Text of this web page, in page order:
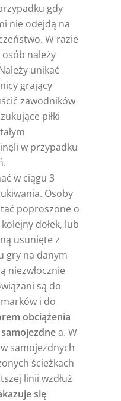
gdy
nie odejdą na
W razie
należy
unikać
grający
zawodników
piłki
w przypadku
w ciągu 3
Osoby
poproszone o
dołek, lub
usunięte z
gry na danym
niezwłocznie
są do
i do
obciążenia
a. W
samojezdnych
ścieżkach
linii wzdłuż
się